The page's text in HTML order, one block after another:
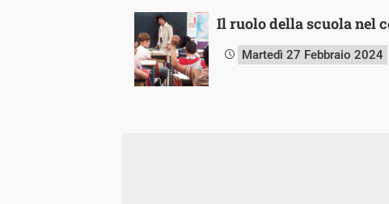
Il ruolo della scuola nel
Martedì 27 Febbraio 2024